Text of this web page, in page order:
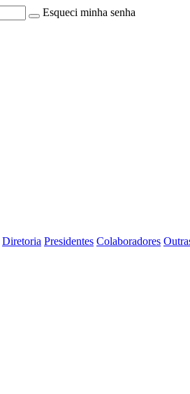
Esqueci minha senha
Diretoria Presidentes Colaboradores